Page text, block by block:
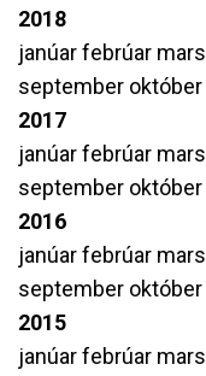
2018
janúarfebrúar mars
september október
2017
janúarfebrúar mars
september október
2016
janúarfebrúar mars
september október
2015
janúarfebrúar mars